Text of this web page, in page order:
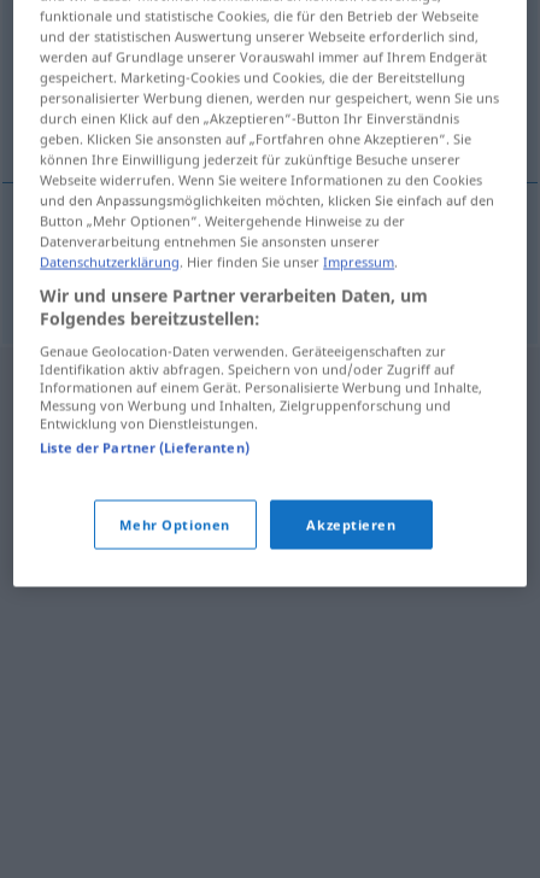
Übersicht aller Übersetzungen
(Für mehr Details die Übersetzung anklicken/antippen)
Cocktail
Cocktailm koktajl
funktionale und statistische Cookies, die für den Betrieb der Webseite
und der statistischen Auswertung unserer Webseite erforderlich sind,
werden auf Grundlage unserer Vorauswahl immer auf Ihrem Endgerät
gespeichert. Marketing-Cookies und Cookies, die der Bereitstellung
personalisierter Werbung dienen, werden nur gespeichert, wenn Sie uns
durch einen Klick auf den „Akzeptieren“-Button Ihr Einverständnis
geben. Klicken Sie ansonsten auf „Fortfahren ohne Akzeptieren“. Sie
können Ihre Einwilligung jederzeit für zukünftige Besuche unserer
Webseite widerrufen. Wenn Sie weitere Informationen zu den Cookies
und den Anpassungsmöglichkeiten möchten, klicken Sie einfach auf den
Button „Mehr Optionen“. Weitergehende Hinweise zu der
Datenverarbeitung entnehmen Sie ansonsten unserer
Datenschutzerklärung . Hier finden Sie unserImpressum
Wir und unsere Partner verarbeiten Daten, um
Folgendes bereitzustellen:
Genaue Geolocation-Daten verwenden. Geräteeigenschaften zur
Identifikation aktiv abfragen. Speichern von und/oder Zugriff auf
Informationen auf einem Gerät. Personalisierte Werbung und Inhalte,
Messung von Werbung und Inhalten, Zielgruppenforschung und
Entwicklung von Dienstleistungen.
Liste der Partner (Lieferanten)
Mehr Optionen Akzeptieren